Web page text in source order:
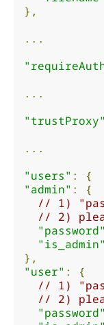
},
...
...
"trustProxy"
...
"users" :
{
"admin" :
{
// 1)
// 2)
"password"
"is_admin"
},
"user" :
{
// 1)
// 2)
"password"